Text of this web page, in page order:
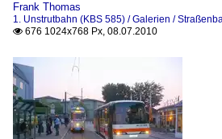
Frank Thomas
1. Unstrutbahn (KBS 585) / Galerien /
 676 1024x768 Px, 08.07.2010